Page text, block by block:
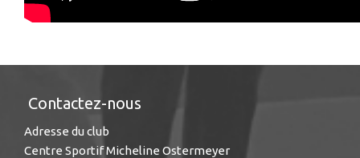
Contactez-nous
Adresse du club
Centre Sportif Micheline Ostermeyer